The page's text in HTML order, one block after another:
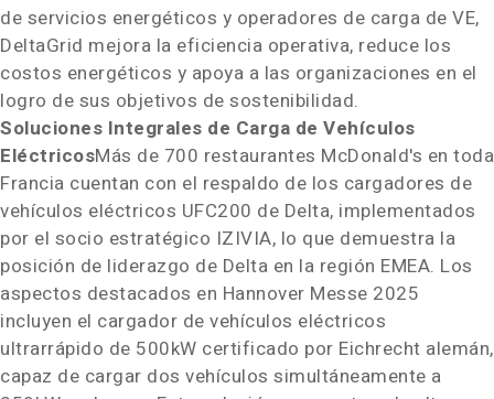
de servicios energéticos y operadores de carga de VE,
DeltaGrid mejora la eficiencia operativa, reduce los
costos energéticos y apoya a las organizaciones en el
logro de sus objetivos de sostenibilidad.
Soluciones Integrales de Carga de Vehículos
EléctricosMás de 700 restaurantes McDonald's en toda
Francia cuentan con el respaldo de los cargadores de
vehículos eléctricos UFC200 de Delta, implementados
por el socio estratégico IZIVIA, lo que demuestra la
posición de liderazgo de Delta en la región EMEA. Los
aspectos destacados en Hannover Messe 2025
incluyen el cargador de vehículos eléctricos
ultrarrápido de 500kW certificado por Eichrecht alemán,
capaz de cargar dos vehículos simultáneamente a